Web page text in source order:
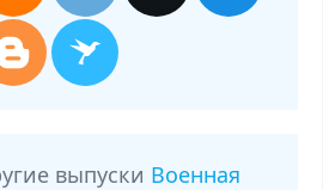
выпуски Военная